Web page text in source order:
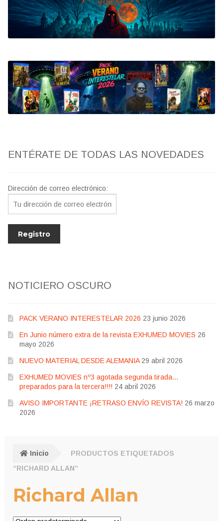
Bluray
Clasificada S
artwork
fantaterror
Jesús Franco
ENTÉRATE DE TODAS LAS NOVEDADES
Dirección de correo electrónico:
NOTICIERO OSCURO
PACK VERANO INTERESTELAR 2026 23 junio 2026
En Junio número extra de la revista EXHUMED MOVIES 26
mayo 2026
NUEVO MATERIAL DESDE ALEMANIA 29 abril 2026
EXHUMED MOVIES nº3 agotada segunda tirada…
preparados para la tercera!!!! 24 abril 2026
AVISO IMPORTANTE ¡RETRASO ENVÍO REVISTA! 26 marzo
2026
Inicio
PRODUCTOS ETIQUETADOS
“RICHARD ALLAN”
Richard Allan